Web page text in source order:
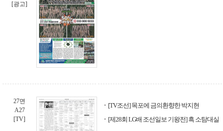
[광고]
27면
A27
[TV]
[TV조선] 목포에 금의환향한 박지현
[제28회 LG배 조선일보 기왕전] 흑 소탐대실